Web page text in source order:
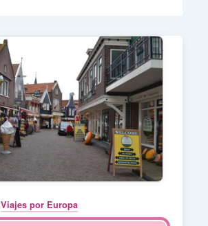
Viajes por Europa